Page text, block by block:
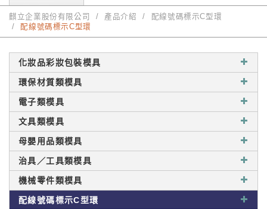
麒立企業股份有限公司 產品介紹
配線號碼標示C型環
配線號碼標示C型環
化妝品彩妝包裝模具
環保材質類模具
電子類模具
文具類模具
母嬰用品類模具
治具／工具類模具
機械零件類模具
配線號碼標示C型環